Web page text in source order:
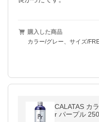
購入した商品
カラー/グレー、サイズ/
CALATAS カ
r パープル